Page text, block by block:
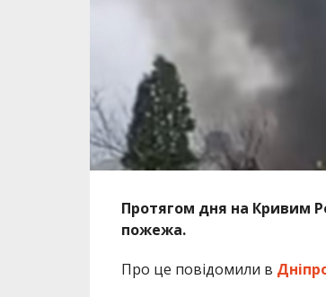
Протягом дня на Кривим
пожежа.
Про це повідомили в